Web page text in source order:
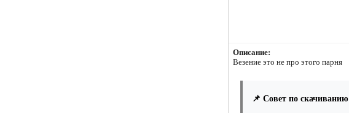
Описание:
Везение это не про этого парня
📌 Совет по скачиванию